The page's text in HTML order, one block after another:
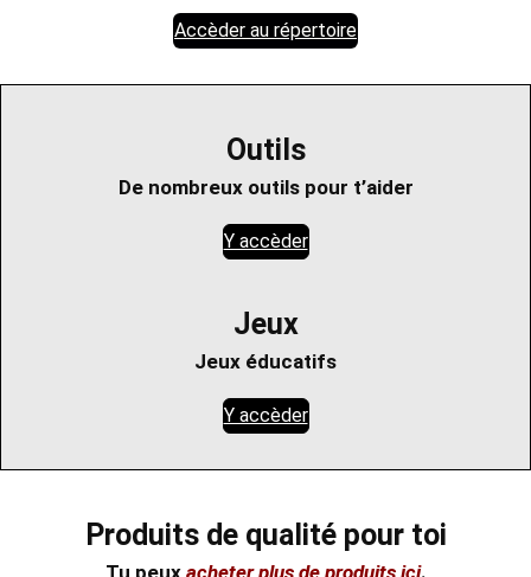
Accèder au répertoire
Outils
De nombreux outils pour t’aider
Y accèder
Jeux
Jeux éducatifs
Y accèder
Produits de qualité pour toi
Tu peux acheter plus de produits ici.